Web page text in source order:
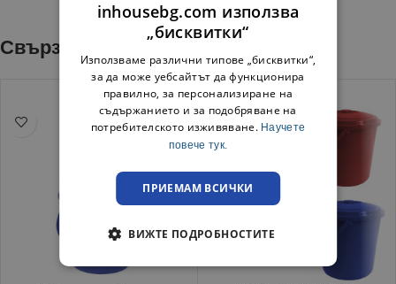
Свързани продукти
inhousebg.com използва
„бисквитки“
Използваме различни типове „бисквитки“,
за да може уебсайтът да функционира
правилно, за персонализиране на
съдържанието и за подобряване на
потребителското изживяване. Научете
повече тук.
ПРИЕМАМ ВСИЧКИ
ВИЖТЕ ПОДРОБНОСТИТЕ